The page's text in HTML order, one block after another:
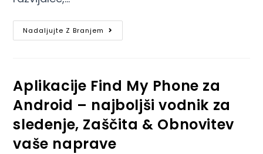
Nadaljujte Z Branjem
Aplikacije Find My Phone za
Android – najboljši vodnik za
sledenje, Zaščita & Obnovitev
vaše naprave